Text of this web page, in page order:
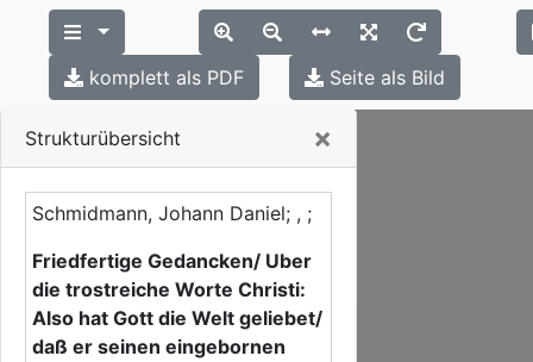
Strukturübersicht ×
Schmidmann, Johann Daniel; , ;
Friedfertige Gedancken/ Uber
die trostreiche Worte Christi:
Also hat Gott die Welt geliebet/
daß er seinen eingebornen
komplett als PDF Seite als Bild